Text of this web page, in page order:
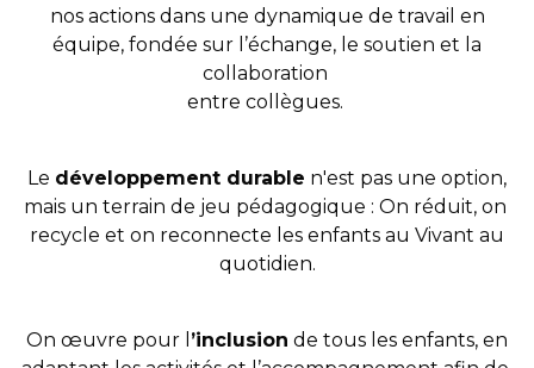
nos actions dans une dynamique de travail en
équipe, fondée sur l’échange, le soutien et la
collaboration
entre collègues.
Le développement durable n'est pas une option,
mais un terrain de jeu pédagogique : On réduit, on
recycle et on reconnecte les enfants au Vivant au
quotidien.
On œuvre pour l ’inclusion de tous les enfants, en